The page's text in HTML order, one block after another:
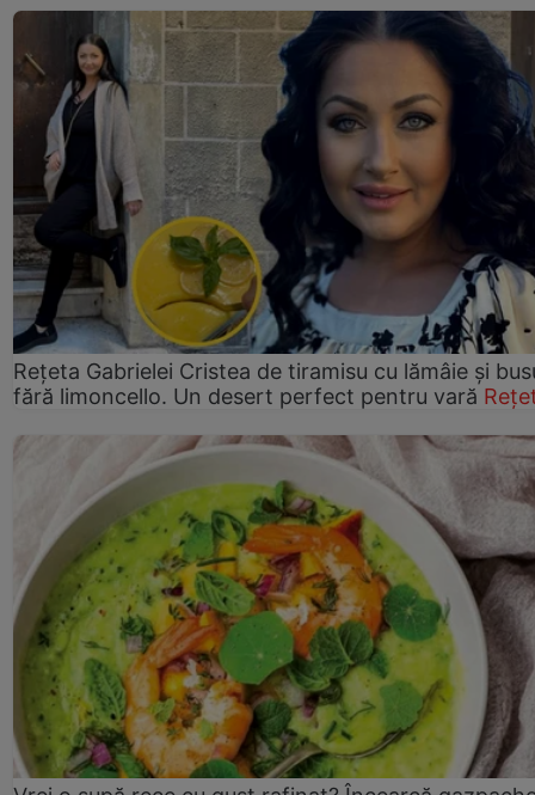
Rețeta Gabrielei Cristea de tiramisu cu lămâie și
fără limoncello. Un desert perfect pentru vară